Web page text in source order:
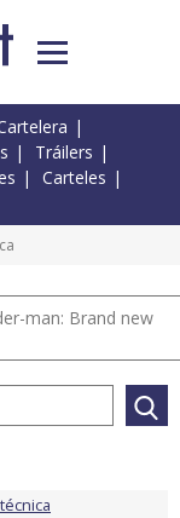
Tráilers
Carteles
man: Brand new